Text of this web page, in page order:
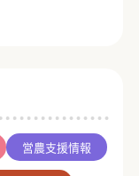
営農支援情報